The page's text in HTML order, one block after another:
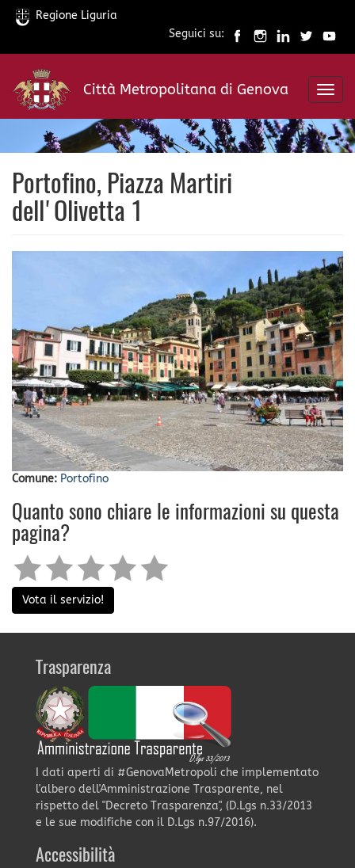
Salta
contenuto
principale
Regione Liguria
Seguici su:
Città Metropolitana di Genova
Portofino, Piazza Martiri
dell'Olivetta 1
Comune: Portofino
Quanto sono chiare le informazioni su questa
pagina?
Vota il servizio!
Trasparenza
I dati aperti di #GenovaMetropoli che implementato
l'albero dell'Amministrazione Trasparente, nel
rispetto del "Decreto Trasparenza", (D.Lgs n.33/2013
e le sue modifiche con il D.Lgs n.97/2016).
Accessibilità